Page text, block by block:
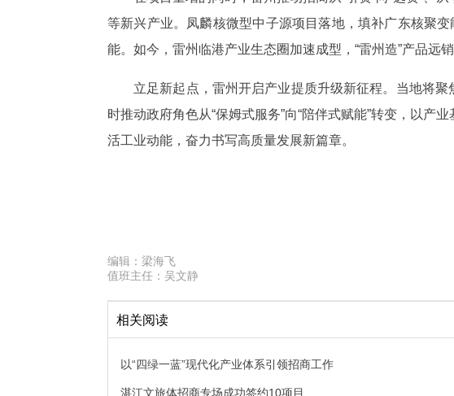
等新兴产业。凤麟核微型中子源项目落地，填补广东核聚
能。如今，雷州临港产业生态圈加速成型，“雷州造”产品远销
立足新起点，雷州开启产业提质升级新征程。当地将
时推动政府角色从“保姆式服务”向“陪伴式赋能”转变，以产
活工业动能，奋力书写高质量发展新篇章。
编辑： 梁海飞
值班主任： 吴文静
相关阅读
以“四绿一蓝”现代化产业体系引领招商工作
湛江文旅体招商专场成功签约10项目